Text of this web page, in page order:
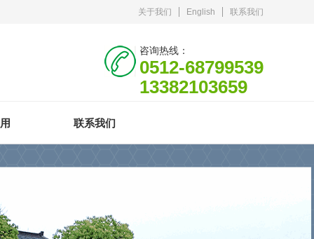
关于我们 English 联系我们
咨询热线：
0512-68799539
13382103659
联系我们